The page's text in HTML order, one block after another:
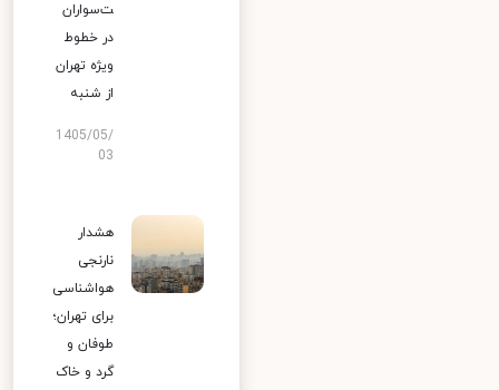
ت‌سواران
در خطوط
ویژه تهران
از شنبه
1405/05/
03
هشدار
نارنجی
هواشناسی
برای تهران؛
طوفان و
گرد و خاک